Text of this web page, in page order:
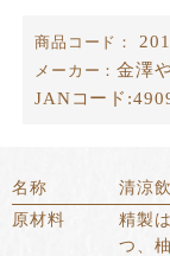
商品コード： 201
メーカー：金澤
JANコード:
名称
清涼
原材料
精製
つ、